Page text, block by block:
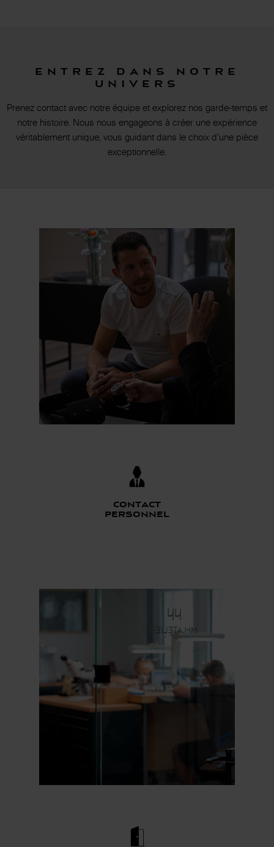
Entrez dans notre
univers
Prenez contact avec notre équipe et explorez nos garde-temps et
notre histoire. Nous nous engageons à créer une expérience
véritablement unique, vous guidant dans le choix d’une pièce
exceptionnelle.
Contact
personnel